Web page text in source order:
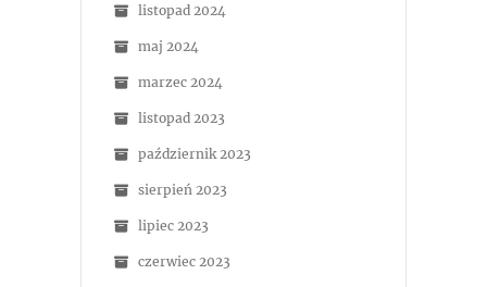
listopad 2024
maj 2024
marzec 2024
listopad 2023
październik 2023
sierpień 2023
lipiec 2023
czerwiec 2023